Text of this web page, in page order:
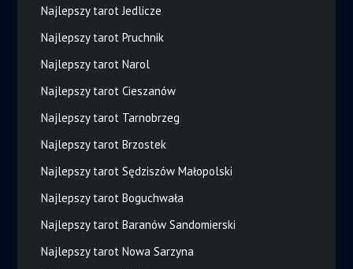
Najlepszy tarot Jedlicze
Najlepszy tarot Pruchnik
Najlepszy tarot Narol
Najlepszy tarot Cieszanów
Najlepszy tarot Tarnobrzeg
Najlepszy tarot Brzostek
Najlepszy tarot Sędziszów Małopolski
Najlepszy tarot Boguchwała
Najlepszy tarot Baranów Sandomierski
Najlepszy tarot Nowa Sarzyna